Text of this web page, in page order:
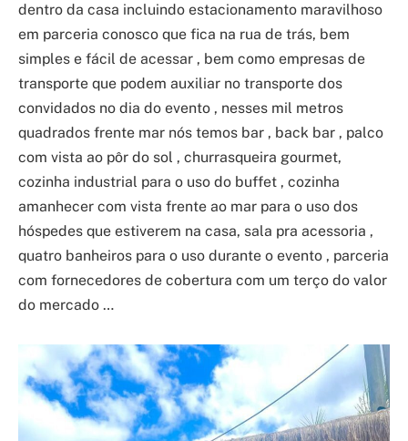
dentro da casa incluindo estacionamento maravilhoso
em parceria conosco que fica na rua de trás, bem
simples e fácil de acessar , bem como empresas de
transporte que podem auxiliar no transporte dos
convidados no dia do evento , nesses mil metros
quadrados frente mar nós temos bar , back bar , palco
com vista ao pôr do sol , churrasqueira gourmet,
cozinha industrial para o uso do buffet , cozinha
amanhecer com vista frente ao mar para o uso dos
hóspedes que estiverem na casa, sala pra acessoria ,
quatro banheiros para o uso durante o evento , parceria
com fornecedores de cobertura com um terço do valor
do mercado …